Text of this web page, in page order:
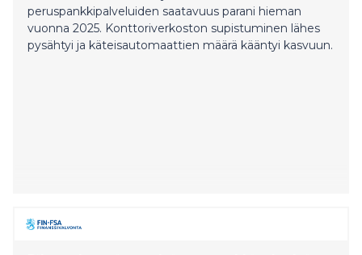
peruspankkipalveluiden saatavuus parani hieman
vuonna 2025. Konttoriverkoston supistuminen lähes
pysähtyi ja käteisautomaattien määrä kääntyi kasvuun.